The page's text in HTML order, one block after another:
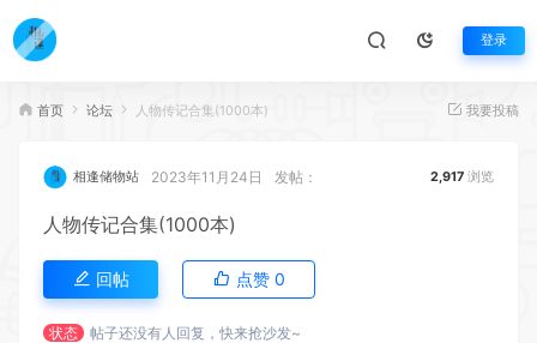
登录
首页 论坛 人物传记合集(1000本) 我要投稿
相逢储物站 2023年11月24日 发帖： 2,917 浏览
人物传记合集(1000本)
回帖 点赞 0
状态 帖子还没有人回复，快来抢沙发~